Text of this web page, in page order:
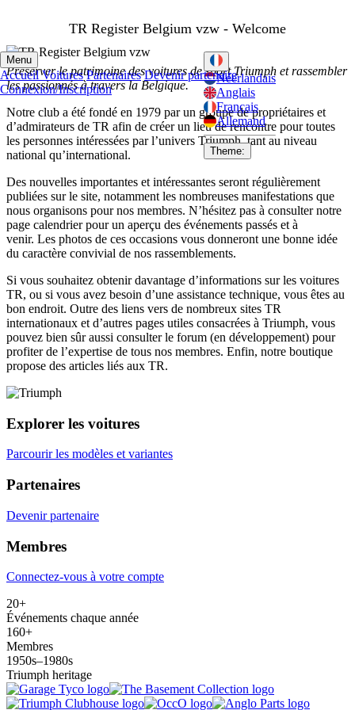
TR Register Belgium vzw - Welcome
Néerlandais
Anglais
Français
Allemand
Theme:
Menu
AccueilVoitures Partenaires Devenir partenaire
Connexion/Inscription
Préserver le patrimoine des voitures de sport Triumph et rassembler
les passionnés à travers la Belgique.
Notre club a été fondé en 1979 par un groupe de propriétaires et
d’admirateurs de TR afin de créer un lieu de rencontre pour toutes
les personnes intéressées par l’univers Triumph, tant au niveau
national qu’international.
Des nouvelles importantes et intéressantes seront régulièrement
publiées sur le site, notamment les nombreuses manifestations que
nous organisons pour nos membres. N’hésitez pas à consulter notre
page calendrier pour un aperçu des événements passés et à
venir. Les photos de ces occasions vous donneront une bonne idée
du caractère convivial de nos rassemblements.
Si vous souhaitez obtenir davantage d’informations sur les voitures
TR, ou si vous avez besoin d’une assistance technique, vous êtes au
bon endroit. Outre des liens vers de nombreux sites TR
internationaux et d’autres pages utiles consacrées à Triumph, vous
pouvez bien sûr aussi consulter le forum (en développement) pour
profiter de l’expertise de tous nos membres. Enfin, notre boutique
propose des articles liés aux TR.
Explorer les voitures
Parcourir les modèles et variantes
Partenaires
Devenir partenaire
Membres
Connectez-vous à votre compte
20+
Événements chaque année
160+
Membres
1950s–1980s
Triumph heritage